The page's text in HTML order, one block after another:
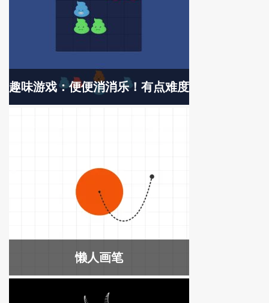
趣味游戏：便便消消乐！有点难度
懒人画笔